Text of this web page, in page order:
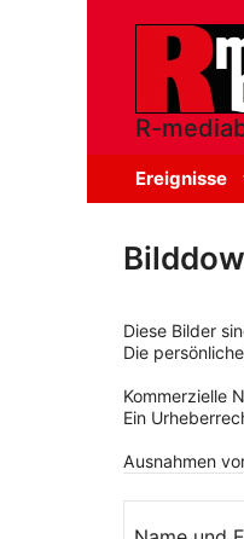
R-
Ereignisse
Diese Bilder
Die
Kommerzielle
Ein
Ausnahmen